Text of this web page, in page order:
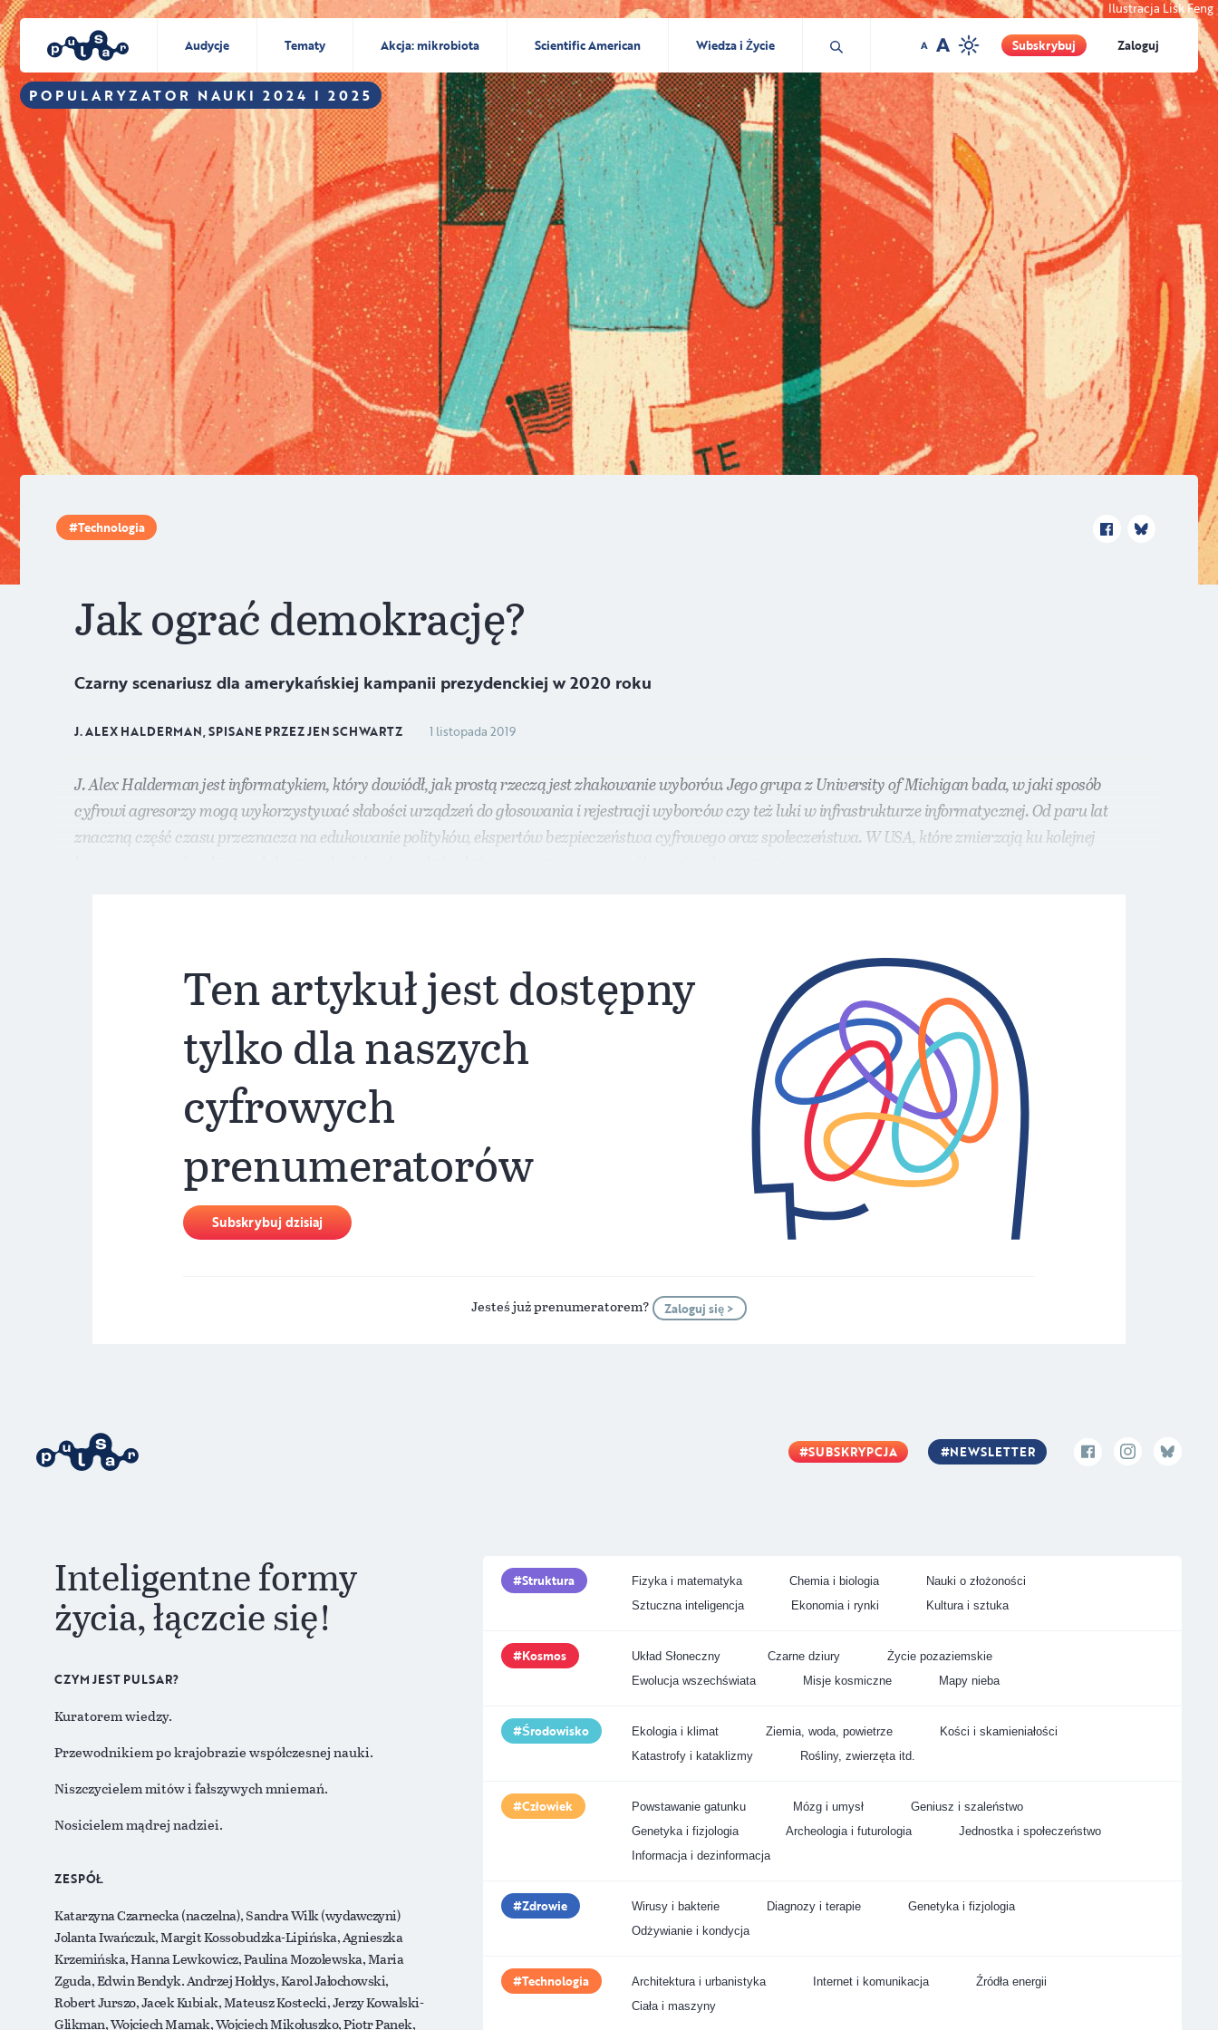
POPULARYZATOR NAUKI 2024 I 2025
Audycje Tematy Akcja: mikrobiota Scientific American Wiedza i Życie Subskrybuj Zaloguj
Ilustracja Lisk Feng
Technologia
Jak ograć demokrację?
Czarny scenariusz dla amerykańskiej kampanii prezydenckiej w 2020 roku
J. ALEX HALDERMAN, SPISANE PRZEZ JEN SCHWARTZ 1 listopada 2019
J. Alex Halderman jest informatykiem, który dowiódł, jak prostą rzeczą jest zhakowanie wyborów. Jego grupa z University of Michigan bada, w jaki sposób
cyfrowi agresorzy mogą wykorzystywać słabości urządzeń do głosowania i rejestracji wyborców czy też luki w infrastrukturze informatycznej. Od paru lat
znaczną część czasu przeznacza na edukowanie polityków, ekspertów bezpieczeństwa cyfrowego oraz społeczeństwa. W USA, które zmierzają ku kolejnej
Ten artykuł jest dostępny
tylko dla naszych
cyfrowych
prenumeratorów
Subskrybuj dzisiaj
Jesteś już prenumeratorem? Zaloguj się >
SUBSKRYPCJA NEWSLETTER
Inteligentne formy
życia, łączcie się!
CZYM JEST PULSAR?
Kuratorem wiedzy.
Przewodnikiem po krajobrazie współczesnej nauki.
Niszczycielem mitów i fałszywych mniemań.
Nosicielem mądrej nadziei.
ZESPÓŁ
Katarzyna Czarnecka (naczelna), Sandra Wilk (wydawczyni)
Jolanta Iwańczuk, Margit Kossobudzka-Lipińska, Agnieszka
Krzemińska, Hanna Lewkowicz, Paulina Mozolewska, Maria
Zguda, Edwin Bendyk. Andrzej Hołdys, Karol Jałochowski,
Robert Jurszo, Jacek Kubiak, Mateusz Kostecki, Jerzy Kowalski-
Glikman, Wojciech Mamak, Wojciech Mikołuszko, Piotr Panek,
Struktura Fizyka i matematyka Chemia i biologia
Nauki o złożoności
Sztuczna inteligencja
Ekonomia i rynki Kultura i sztuka
Kosmos Układ Słoneczny Czarne dziury
Życie pozaziemskie
Ewolucja wszechświata
Misje kosmiczne Mapy nieba
Środowisko Ekologia i klimat Ziemia, woda, powietrze
Kości i skamieniałości
Katastrofy i kataklizmy
Rośliny, zwierzęta itd.
Człowiek Powstawanie gatunku Mózg i umysł
Geniusz i szaleństwo
Genetyka i fizjologia
Archeologia i futurologia
Jednostka i społeczeństwo
Informacja i dezinformacja
Zdrowie Wirusy i bakterie Diagnozy i terapie
Genetyka i fizjologia
Odżywianie i kondycja
Technologia Architektura i urbanistyka Internet i komunikacja
Źródła energii
Ciała i maszyny